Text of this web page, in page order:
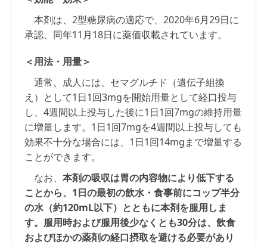
本剤は、2型糖尿病の適応で、2020年6月29日に
承認、同年11月18日に薬価収載されています。
＜用法・用量＞
通常、成人には、セマグルチド（遺伝子組換
え）として1日1回3mgを開始用量として経口投与
し、4週間以上投与した後に1日1回7mgの維持用量
に増量します。1日1回7mgを4週間以上投与しても
効果不十分な場合には、1日1回14mgまで増量する
ことができます。
なお、本剤の吸収は胃の内容物により低下する
ことから、1日の最初の飲水・食事前にコップ半分
の水（約120mL以下）とともに本剤を服用しま
す。服用時および服用後少なくとも30分は、飲食
およびほかの薬剤の経口摂取を避ける必要があり